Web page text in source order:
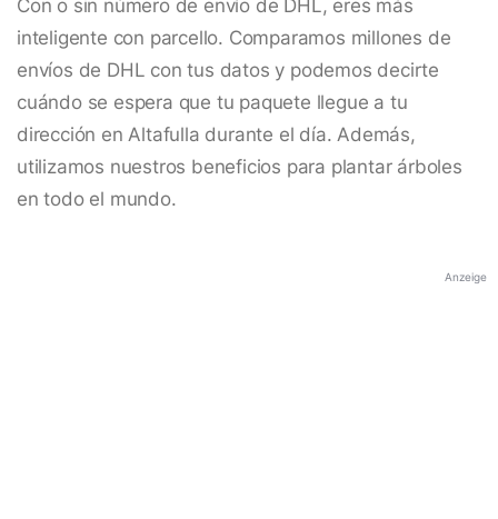
Con o sin número de envío de DHL, eres más
inteligente con parcello. Comparamos millones de
envíos de DHL con tus datos y podemos decirte
cuándo se espera que tu paquete llegue a tu
dirección en Altafulla durante el día. Además,
utilizamos nuestros beneficios para plantar árboles
en todo el mundo.
Anzeige